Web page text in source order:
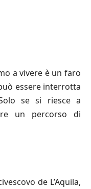
a vivere è un faro
essere interrotta
se si riesce a
un percorso di
de L’Aquila,